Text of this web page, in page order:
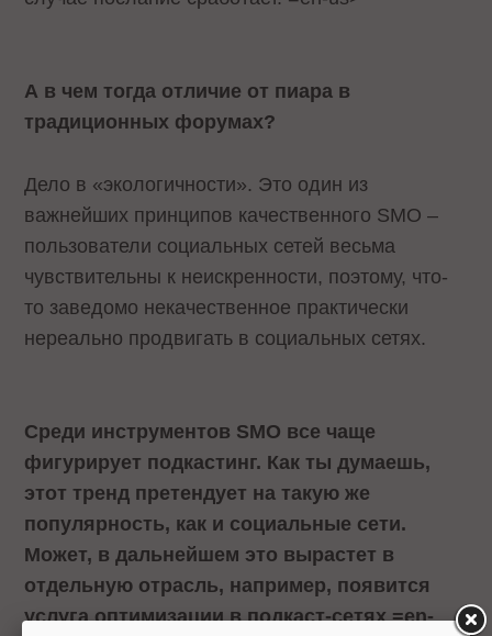
А в чем тогда отличие от пиара в
традиционных форумах?
Дело в «экологичности». Это один из
важнейших принципов качественного SMO –
пользователи социальных сетей весьма
чувствительны к неискренности, поэтому, что-
то заведомо некачественное практически
нереально продвигать в социальных сетях.
Среди инструментов SMO все чаще
фигурирует подкастинг. Как ты думаешь,
этот тренд претендует на такую же
популярность, как и социальные сети.
Может, в дальнейшем это вырастет в
отдельную отрасль, например, появится
услуга оптимизации в подкаст-сетях=en-